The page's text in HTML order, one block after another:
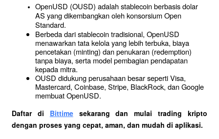
OpenUSD (OUSD) adalah stablecoin berbasis dolar
AS yang dikembangkan oleh konsorsium Open
Standard.
Berbeda dari stablecoin tradisional, OpenUSD
menawarkan tata kelola yang lebih terbuka, biaya
pencetakan (minting) dan penukaran (redemption)
tanpa biaya, serta model pembagian pendapatan
kepada mitra.
OUSD didukung perusahaan besar seperti Visa,
Mastercard, Coinbase, Stripe, BlackRock, dan Google
membuat OpenUSD.
Daftar di Bittime sekarang dan mulai trading kripto
dengan proses yang cepat, aman, dan mudah di aplikasi.